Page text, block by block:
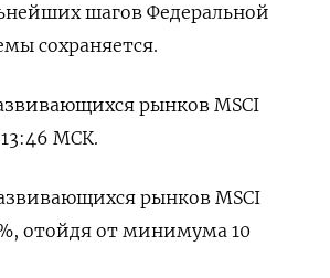
шагов Федеральной
сохраняется.
рынков MSCI
МСК.
рынков MSCI
отойдя от минимума 10